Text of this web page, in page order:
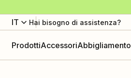
IT Hai bisogno di assistenza?
ProdottiAccessoriAbbigliamento